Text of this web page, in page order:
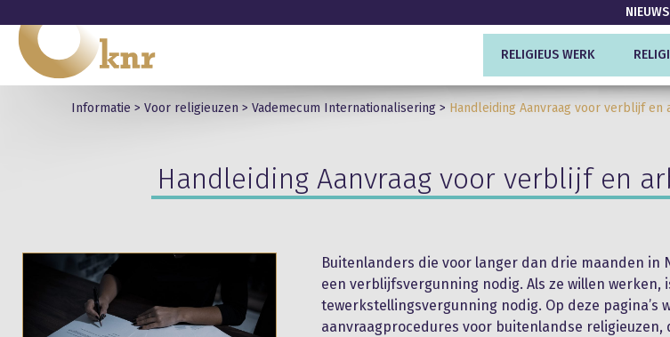
NIEUWS
RELIGIEUS WERK
Informatie > Voor religieuzen > Vademecum Internationalisering > Handleiding Aanvraag voor verblijf
Handleiding Aanvraag voor verblijf en
Buitenlanders die voor langer dan drie maanden in
een verblijfsvergunning nodig. Als ze willen werken,
tewerkstellingsvergunning nodig. Op deze pagina’s
aanvraagprocedures voor buitenlandse religieuzen,